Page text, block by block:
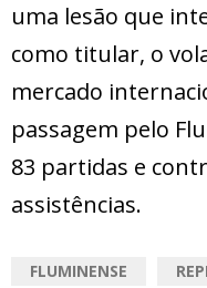
uma lesão que
como titular, o
mercado
passagem pelo
83 partidas e
assistências.
FLUMINENSE